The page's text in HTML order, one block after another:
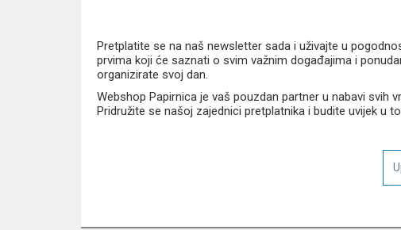
Pretplatite se na naš newsletter sada i uživajte u
prvima koji će saznati o svim važnim događajima i
organizirate svoj dan.
Webshop Papirnica je vaš pouzdan partner u nabavi svih
Pridružite se našoj zajednici pretplatnika i budite uvijek u